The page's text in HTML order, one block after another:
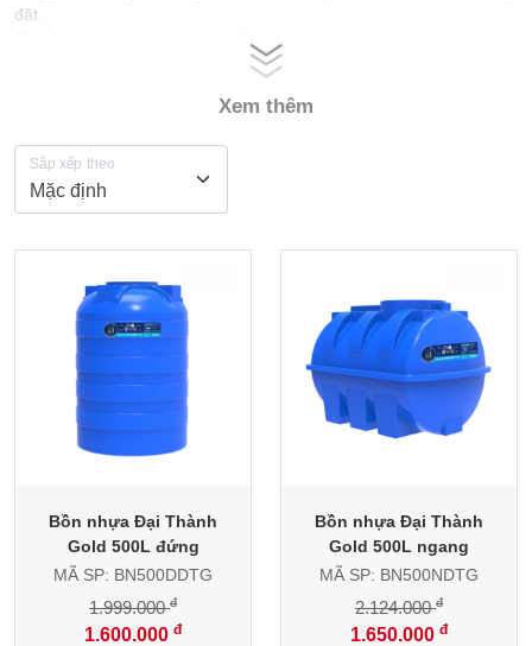
đặt.
Xem thêm
Sắp xếp theo
Bồn nhựa Đại Thành
Gold 500L đứng
MÃ SP: BN500DDTG
1.600.000 đ
1.999.000đ
Bồn nhựa Đại Thành
Gold 500L ngang
MÃ SP: BN500NDTG
1.650.000 đ
2.124.000đ